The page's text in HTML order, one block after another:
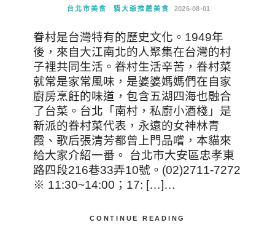
台北市美食 貓大爺推薦美食 2026-08-01
眷村是台灣特有的歷史文化。1949年
後，來自大江南北的人聚集在台灣的村
子裡共同生活。眷村生活辛苦，眷村菜
就常是家常風味，是婆婆媽媽們在自家
廚房烹飪的味道，包含五湖四海也融合
了台菜。台北「南村，私廚小酒棧」是
新派的眷村菜代表，永遠的女神林青
霞、歌后張清芳都曾上門品嚐，本貓來
給大家介紹一番。 台北市大安區忠孝東
路四段216巷33弄10號。(02)2711-7272
※ 11:30~14:00；17: […]…
CONTINUE READING